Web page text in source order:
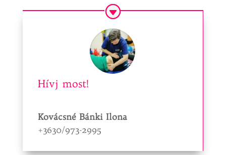
Hívj most!
Kovácsné Bánki Ilona
+3630/973-2995